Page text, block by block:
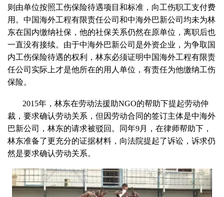
则由单位按照工伤保险待遇项目和标准，向工伤职工支付费
用。中国海外工程有限责任公司和中海外巴新公司均未为林
东在国内缴纳社保，他的社保关系仍然在原单位，离职后也
一直没有接续。由于中海外巴新公司是外资企业，为争取国
内工伤保险待遇的权利，林东必须证明中国海外工程有限责
任公司实际上才是他所在的用人单位，有责任为他缴纳工伤
保险。
2015年，林东在劳动法援助NGO的帮助下提起劳动仲
裁，要求确认劳动关系，但因劳动合同的签订主体是中海外
巴新公司，林东的请求被驳回。同年9月，在律师帮助下，
林东准备了更充分的证据材料，向法院提起了诉讼，诉求仍
然是要求确认劳动关系。